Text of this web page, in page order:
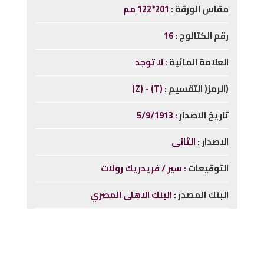
مقاس الورقة
رقم الكتالوج
العلامة المائية لا توجد
(الرمز( التقسيم (T) - (Z)
تاريخ الاصدار
الاصدار الثانى
التوقيعات سير / فريدريك رولات
البنك المصدر البنك الاهلى المصري